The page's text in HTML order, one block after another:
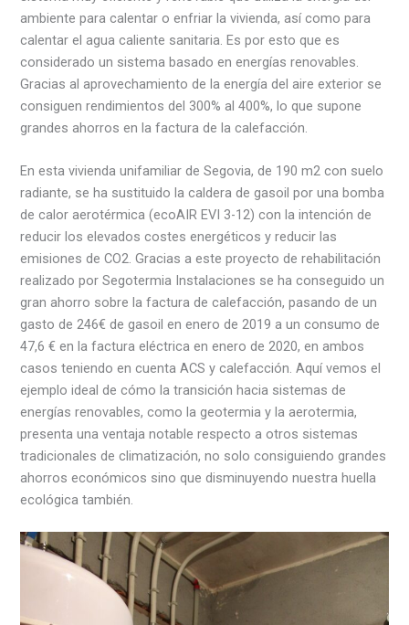
ambiente para calentar o enfriar la vivienda, así como para
calentar el agua caliente sanitaria. Es por esto que es
considerado un sistema basado en energías renovables.
Gracias al aprovechamiento de la energía del aire exterior se
consiguen rendimientos del 300% al 400%, lo que supone
grandes ahorros en la factura de la calefacción.
En esta vivienda unifamiliar de Segovia, de 190 m2 con suelo
radiante, se ha sustituido la caldera de gasoil por una bomba
de calor aerotérmica (ecoAIR EVI 3-12) con la intención de
reducir los elevados costes energéticos y reducir las
emisiones de CO2. Gracias a este proyecto de rehabilitación
realizado por Segotermia Instalaciones se ha conseguido un
gran ahorro sobre la factura de calefacción, pasando de un
gasto de 246€ de gasoil en enero de 2019 a un consumo de
47,6 € en la factura eléctrica en enero de 2020, en ambos
casos teniendo en cuenta ACS y calefacción. Aquí vemos el
ejemplo ideal de cómo la transición hacia sistemas de
energías renovables, como la geotermia y la aerotermia,
presenta una ventaja notable respecto a otros sistemas
tradicionales de climatización, no solo consiguiendo grandes
ahorros económicos sino que disminuyendo nuestra huella
ecológica también.